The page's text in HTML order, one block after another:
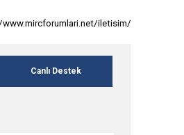
Canlı Destek